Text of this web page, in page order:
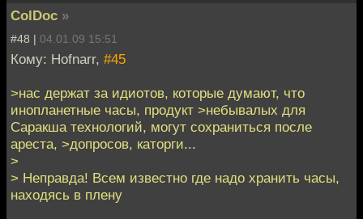
ColDoc »
#48 | 04.01.09 15:51
Кому: Hofnarr, #45
>нас держат за идиотов, которые думают, что
инопланетные часы, продукт >небывалых для
Саракша технологий, могут сохраниться после
ареста, >допросов, каторги...
>
> Неправда! Всем известно где надо хранить часы,
находясь в плену